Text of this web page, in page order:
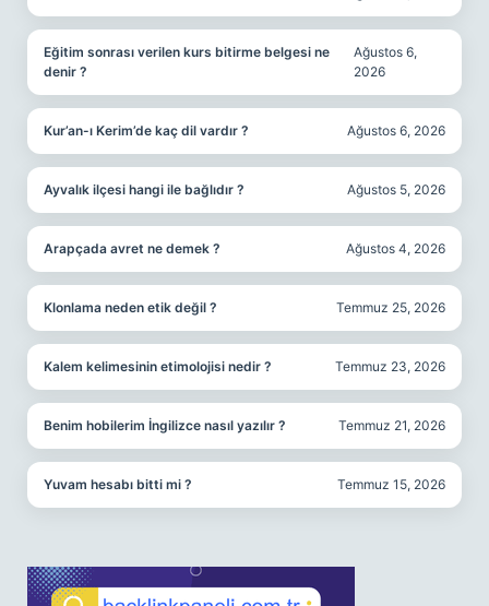
Eğitim sonrası verilen kurs bitirme belgesi ne
denir ?
Ağustos 6,
2026
Kur’an-ı Kerim’de kaç dil vardır ? Ağustos 6, 2026
Ayvalık ilçesi hangi ile bağlıdır ? Ağustos 5, 2026
Arapçada avret ne demek ? Ağustos 4, 2026
Klonlama neden etik değil ? Temmuz 25, 2026
Kalem kelimesinin etimolojisi nedir ? Temmuz 23, 2026
Benim hobilerim İngilizce nasıl yazılır ? Temmuz 21, 2026
Yuvam hesabı bitti mi ? Temmuz 15, 2026